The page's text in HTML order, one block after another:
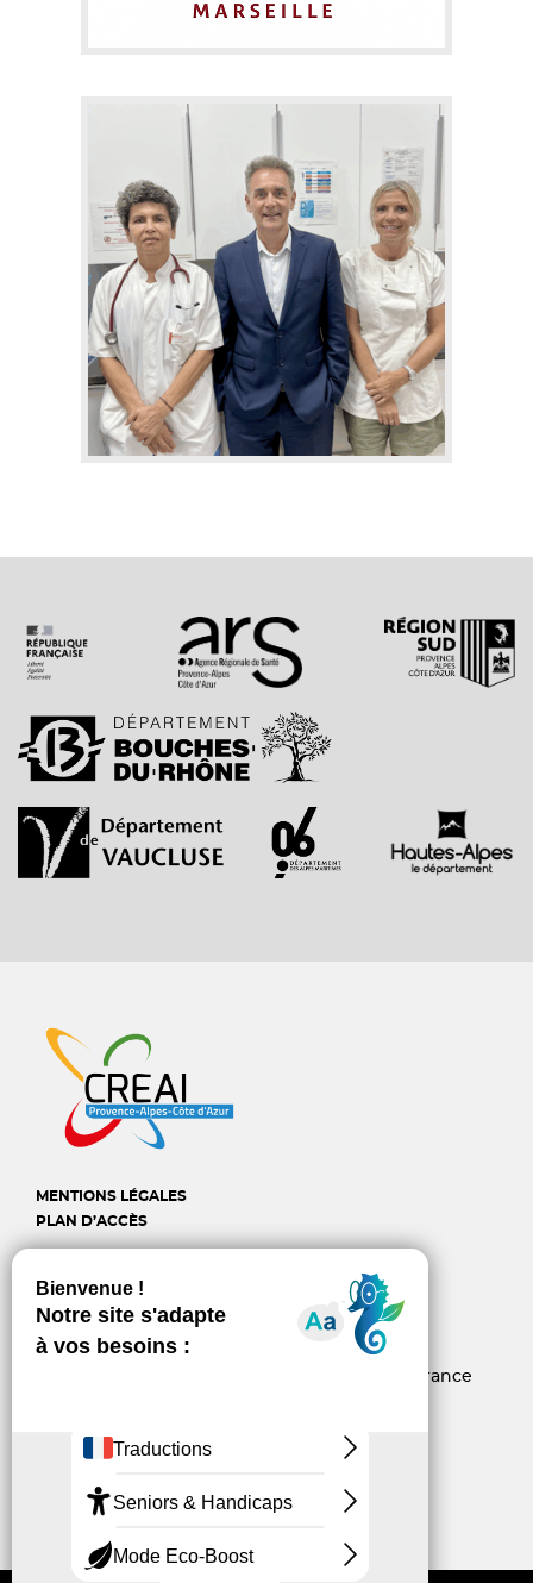
MENTIONS LÉGALES
PLAN D’ACCÈS
CREAI Provence-Alpes-
Côte d'Azur
6, rue d’Arcole - 13006 Marseille - France
Linkedin